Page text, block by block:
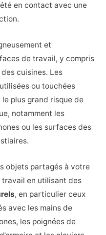
en contact avec une
et
de travail, y compris
cuisines. Les
ou touchées
plus grand risque de
notamment les
ou les surfaces des
objets partagés à votre
en utilisant des
, en particulier ceux
avec les mains de
les poignées de